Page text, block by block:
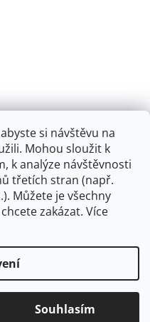
si návštěvu na
Mohou sloužit k
k analýze návštěvnosti
třetích stran (např.
Můžete je všechny
zakázat. Více
Souhlasím
plnenieshopu.cz
. Všechna práva